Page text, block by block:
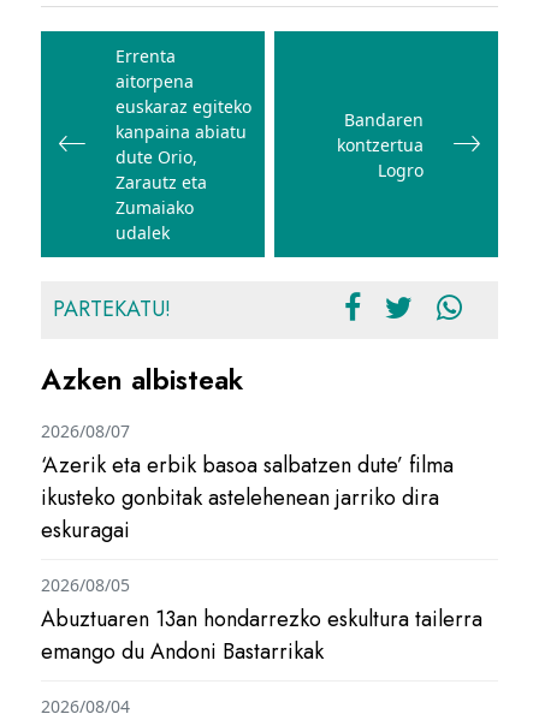
Bidalketetan
zehar
nabigatu
Errenta
aitorpena
euskaraz egiteko
kanpaina abiatu
dute Orio,
Zarautz eta
Zumaiako
udalek
Bandaren
kontzertua
Logro
PARTEKATU!
Azken albisteak
‘Azerik eta erbik basoa salbatzen dute’ filma
ikusteko gonbitak astelehenean jarriko dira
eskuragai
2026/08/07
Abuztuaren 13an hondarrezko eskultura tailerra
emango du Andoni Bastarrikak
2026/08/05
2026/08/04